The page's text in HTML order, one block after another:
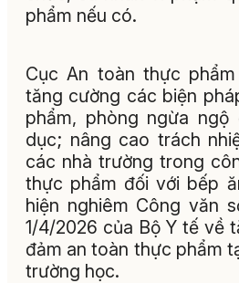
phẩm nếu có.
Cục An toàn thực
tăng cường các biện
phẩm, phòng ngừa
dục; nâng cao trách
các nhà trường trong
thực phẩm đối với bếp
hiện nghiêm Công văn
1/4/2026 của Bộ Y tế về
đảm an toàn thực phẩm
trường học.